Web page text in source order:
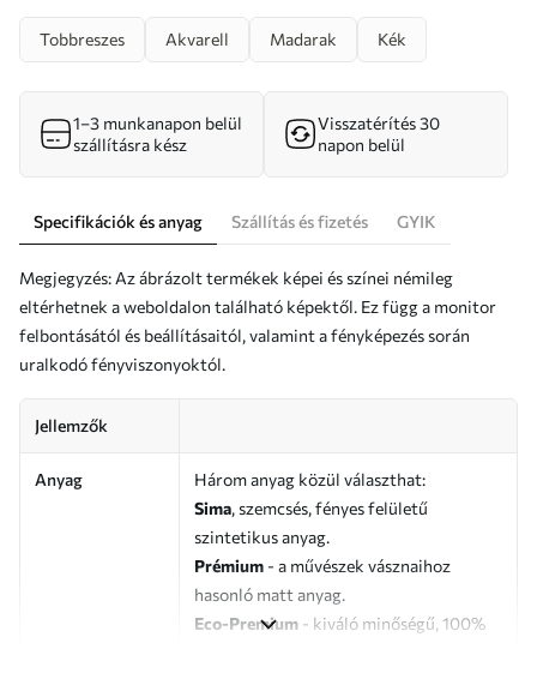
Tobbreszes Akvarell Madarak Kék
1–3 munkanapon belül
szállításra kész
Visszatérítés 30
napon belül
Specifikációk és anyag Szállítás és fizetés GYIK
Megjegyzés: Az ábrázolt termékek képei és színei némileg
eltérhetnek a weboldalon található képektől. Ez függ a monitor
felbontásától és beállításaitól, valamint a fényképezés során
uralkodó fényviszonyoktól.
Jellemzők
Anyag
Három anyag közül választhat:
Sima, szemcsés, fényes felületű
szintetikus anyag.
Prémium - a művészek vásznaihoz
hasonló matt anyag.
Eco-Premium - kiváló minőségű, 100%